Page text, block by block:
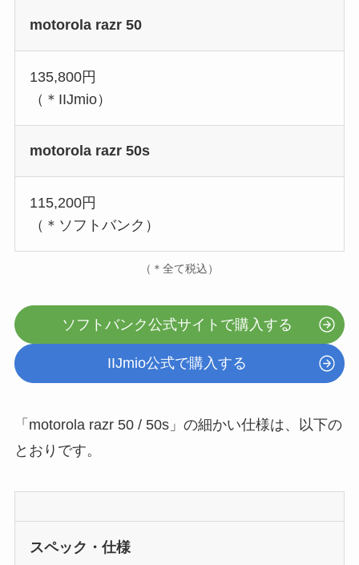
motorola razr 50
135,800円
（＊IIJmio）
motorola razr 50s
115,200円
（＊ソフトバンク）
（＊全て税込）
ソフトバンク公式サイトで購入する
IIJmio公式で購入する
「motorola razr 50 / 50s」の細かい仕様は、以下の
とおりです。
スペック・仕様